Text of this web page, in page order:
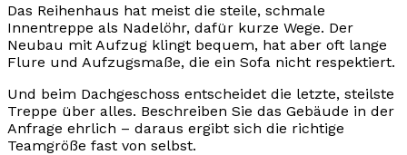
Das Reihenhaus hat meist die steile, schmale
Innentreppe als Nadelöhr, dafür kurze Wege. Der
Neubau mit Aufzug klingt bequem, hat aber oft lange
Flure und Aufzugsmaße, die ein Sofa nicht respektiert.
Und beim Dachgeschoss entscheidet die letzte, steilste
Treppe über alles. Beschreiben Sie das Gebäude in der
Anfrage ehrlich – daraus ergibt sich die richtige
Teamgröße fast von selbst.